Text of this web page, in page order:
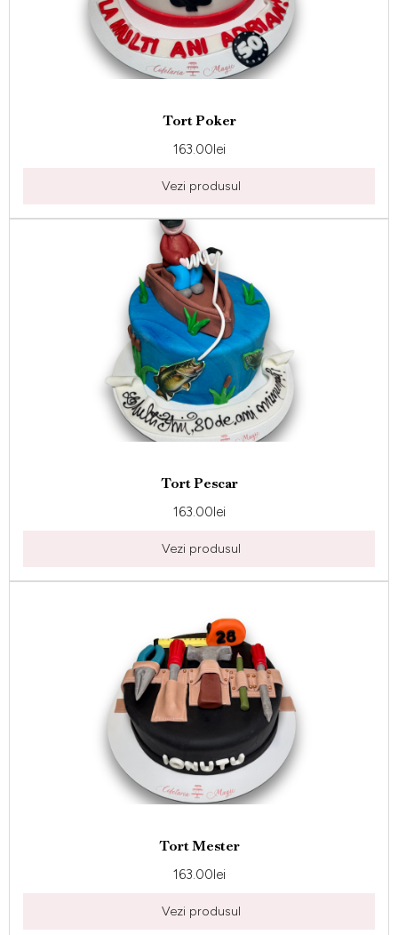
Tort Poker
163.00lei
Vezi produsul
Tort Pescar
163.00lei
Vezi produsul
Tort Mester
163.00lei
Vezi produsul